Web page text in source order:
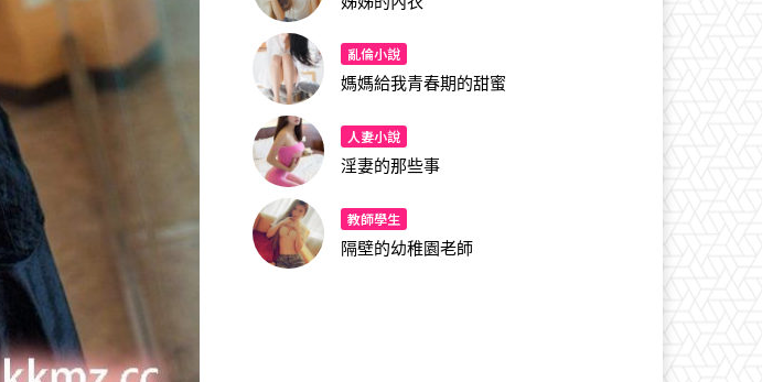
亂倫小說
媽媽給我青春期的甜蜜
人妻小說
淫妻的那些事
教師學生
隔壁的幼稚園老師